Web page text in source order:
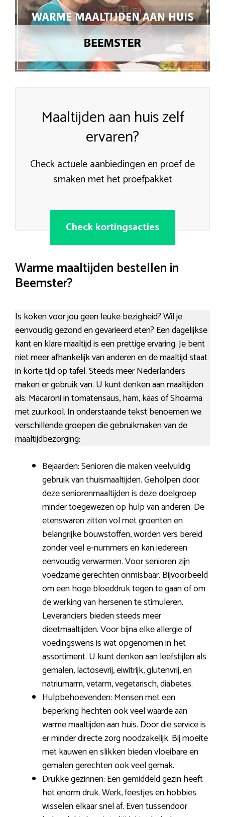
Maaltijden aan huis zelf
ervaren?
Check actuele aanbiedingen en proef de
smaken met het proefpakket
Check kortingsacties
Warme maaltijden bestellen in
Beemster?
Is koken voor jou geen leuke bezigheid? Wil je
eenvoudig gezond en gevarieerd eten? Een dagelijkse
kant en klare maaltijd is een prettige ervaring. Je bent
niet meer afhankelijk van anderen en de maaltijd staat
in korte tijd op tafel. Steeds meer Nederlanders
maken er gebruik van. U kunt denken aan maaltijden
als: Macaroni in tomatensaus, ham, kaas of Shoarma
met zuurkool. In onderstaande tekst benoemen we
verschillende groepen die gebruikmaken van de
maaltijdbezorging:
Bejaarden: Senioren die maken veelvuldig
gebruik van thuismaaltijden. Geholpen door
deze seniorenmaaltijden is deze doelgroep
minder toegewezen op hulp van anderen. De
etenswaren zitten vol met groenten en
belangrijke bouwstoffen, worden vers bereid
zonder veel e-nummers en kan iedereen
eenvoudig verwarmen. Voor senioren zijn
voedzame gerechten onmisbaar. Bijvoorbeeld
om een hoge bloeddruk tegen te gaan of om
de werking van hersenen te stimuleren.
Leveranciers bieden steeds meer
dieetmaaltijden. Voor bijna elke allergie of
voedingswens is wat opgenomen in het
assortiment. U kunt denken aan leefstijlen als
gemalen, lactosevrij, eiwitrijk, glutenvrij, en
natriumarm, vetarm, vegetarisch, diabetes.
Hulpbehoevenden: Mensen met een
beperking hechten ook veel waarde aan
warme maaltijden aan huis. Door die service is
er minder directe zorg noodzakelijk. Bij moeite
met kauwen en slikken bieden vloeibare en
gemalen gerechten ook veel gemak.
Drukke gezinnen: Een gemiddeld gezin heeft
het enorm druk. Werk, feestjes en hobbies
wisselen elkaar snel af. Even tussendoor